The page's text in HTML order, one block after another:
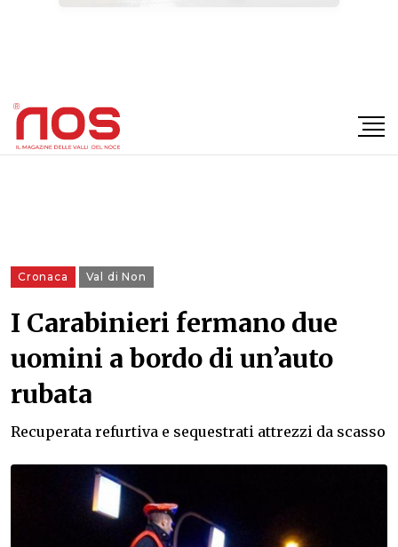
Cronaca Val di Non
I Carabinieri fermano due
uomini a bordo di un’auto
rubata
Recuperata refurtiva e sequestrati attrezzi da scasso